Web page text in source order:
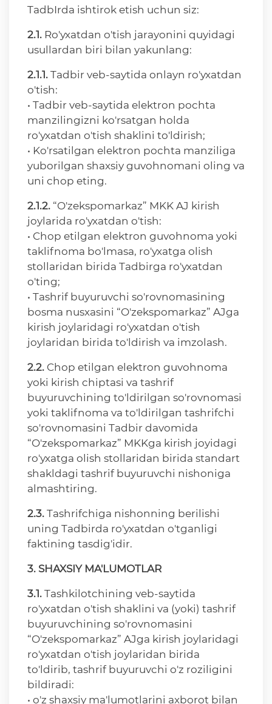
TadbIrda ishtirok etish uchun siz:
2.1. Ro'yxatdan o'tish jarayonini quyidagi
usullardan biri bilan yakunlang:
2.1.1. Tadbir veb-saytida onlayn ro'yxatdan
o'tish:
• Tadbir veb-saytida elektron pochta
manzilingizni ko'rsatgan holda
ro'yxatdan o'tish shaklini to'ldirish;
• Ko'rsatilgan elektron pochta manziliga
yuborilgan shaxsiy guvohnomani oling va
uni chop eting.
2.1.2. “O'zekspomarkaz” MKK AJ kirish
joylarida ro'yxatdan o'tish:
• Chop etilgan elektron guvohnoma yoki
taklifnoma bo'lmasa, ro'yxatga olish
stollaridan birida Tadbirga ro'yxatdan
o'ting;
• Tashrif buyuruvchi so'rovnomasining
bosma nusxasini “O'zekspomarkaz” AJga
kirish joylaridagi ro'yxatdan o'tish
joylaridan birida to'ldirish va imzolash.
2.2. Chop etilgan elektron guvohnoma
yoki kirish chiptasi va tashrif
buyuruvchining to'ldirilgan so'rovnomasi
yoki taklifnoma va to'ldirilgan tashrifchi
so'rovnomasini Tadbir davomida
“O'zekspomarkaz” MKKga kirish joyidagi
ro'yxatga olish stollaridan birida standart
shakldagi tashrif buyuruvchi nishoniga
almashtiring.
2.3. Tashrifchiga nishonning berilishi
uning Tadbirda ro'yxatdan o'tganligi
faktining tasdig'idir.
3. SHAXSIY MA'LUMOTLAR
3.1. Tashkilotchining veb-saytida
ro'yxatdan o'tish shaklini va (yoki) tashrif
buyuruvchining so'rovnomasini
“O'zekspomarkaz” AJga kirish joylaridagi
ro'yxatdan o'tish joylaridan birida
to'ldirib, tashrif buyuruvchi o'z roziligini
bildiradi:
• o'z shaxsiy ma'lumotlarini axborot bilan